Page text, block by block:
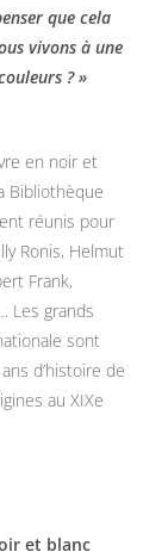
que cela
vivons à une
? »
en noir et
Bibliothèque
réunis pour
Ronis, Helmut
Frank,
Les grands
sont
d’histoire de
au XIXe
et blanc